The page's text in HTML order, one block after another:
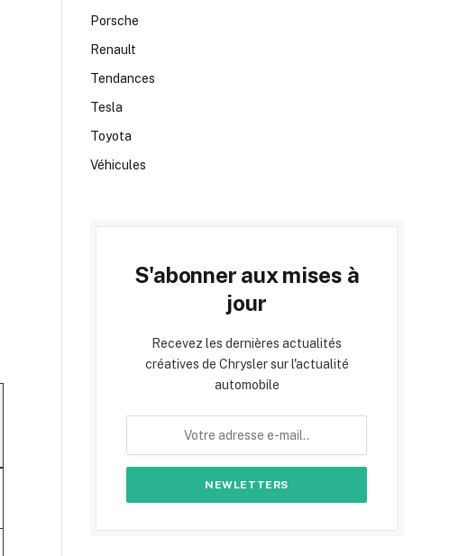
Porsche
Renault
Tendances
Tesla
Toyota
Véhicules
S'abonner aux mises à
jour
Recevez les dernières actualités
créatives de Chrysler sur l'actualité
automobile